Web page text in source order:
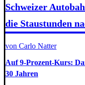
Schweizer
die Staustunden
von Carlo Natter
Auf 9-Prozent-Kurs:
30 Jahren